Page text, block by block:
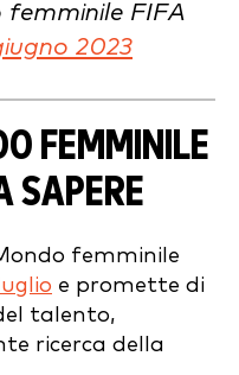
femminile FIFA
2023
FEMMINILE
SAPERE
femminile
e promette di
talento,
ricerca della